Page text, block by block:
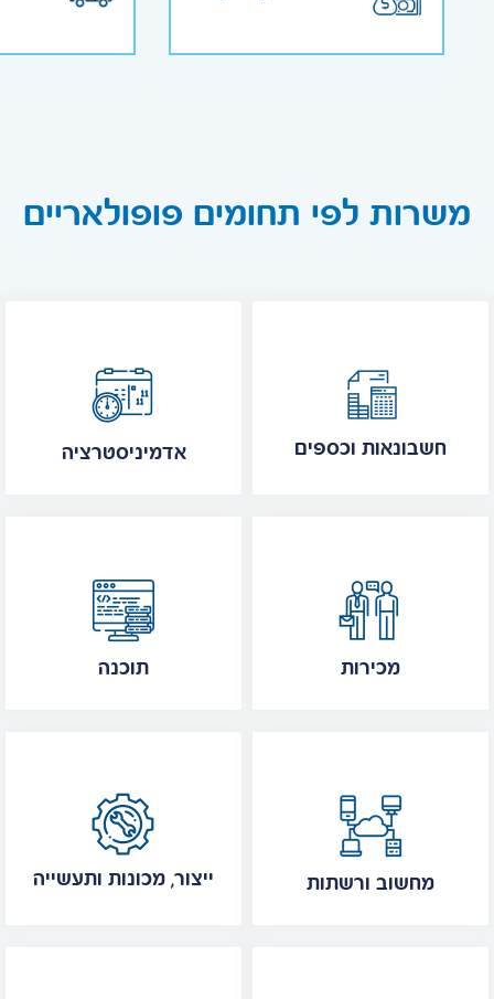
משרות לפי תחומים פופולאריים
אדמיניסטרציה חשבונאות וכספים
תוכנה מכירות
ייצור, מכונות ותעשייה מחשוב ורשתות